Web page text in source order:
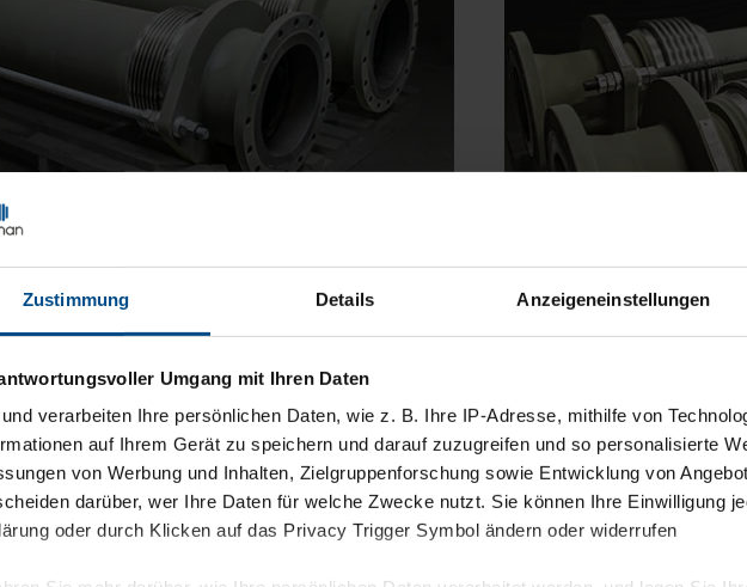
Zustimmung Details Anzeigeneinstellungen
Umgang mit Ihren Daten
verarbeiten Ihre persönlichen Daten, wie z. B. Ihre IP-Adresse, mithilfe von
auf Ihrem Gerät zu speichern und darauf zuzugreifen und so personalisierte
von Werbung und Inhalten, Zielgruppenforschung sowie Entwicklung von
darüber, wer Ihre Daten für welche Zwecke nutzt. Sie können Ihre Einwilligung
oder durch Klicken auf das Privacy Trigger Symbol ändern oder widerrufen